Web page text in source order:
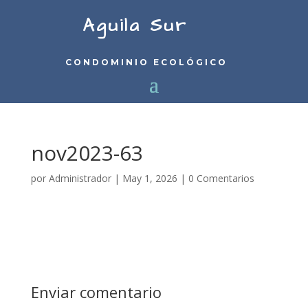
Aguila Sur
CONDOMINIO ECOLÓGICO
nov2023-63
por Administrador| May 1, 2026 | 0 Comentarios
Enviar comentario